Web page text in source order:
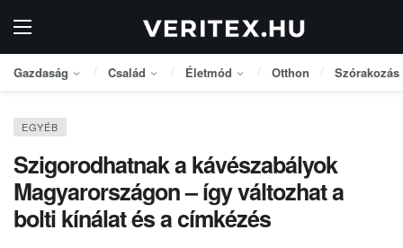
Gazdaság Család Életmód Otthon Szórakozás
EGYÉB
Szigorodhatnak a kávészabályok
Magyarországon – így változhat a
bolti kínálat és a címkézés